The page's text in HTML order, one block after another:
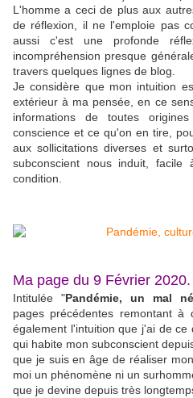
L'homme a ceci de plus aux
de réflexion, il ne l'emploie pas
aussi c'est une profonde
incompréhension presque
travers quelques lignes de blog.
Je considère que mon intuition
extérieur à ma pensée, en ce
informations de toutes
conscience et ce qu'on en tire,
aux sollicitations diverses et
subconscient nous induit,
condition.
Ma page du 9 Février 2020.
Intitulée "Pandémie, un mal
pages précédentes remontant à
également l'intuition que j'ai de
qui habite mon subconscient
que je suis en âge de réaliser
moi un phénomène ni un
que je devine depuis très